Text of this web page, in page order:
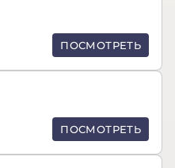
ПОСМОТРЕТЬ
ПОСМОТРЕТЬ